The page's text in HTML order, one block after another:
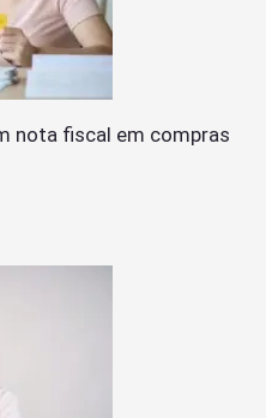
nota fiscal em compras